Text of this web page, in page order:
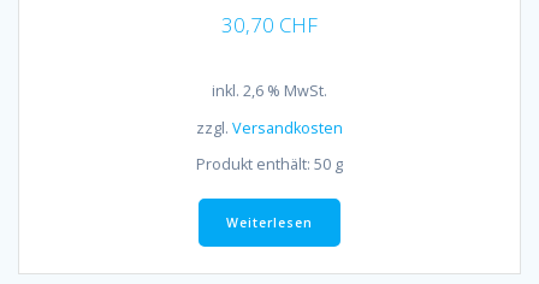
30,70 CHF
inkl. 2,6 % MwSt.
zzgl. Versandkosten
Produkt enthält: 50 g
Weiterlesen